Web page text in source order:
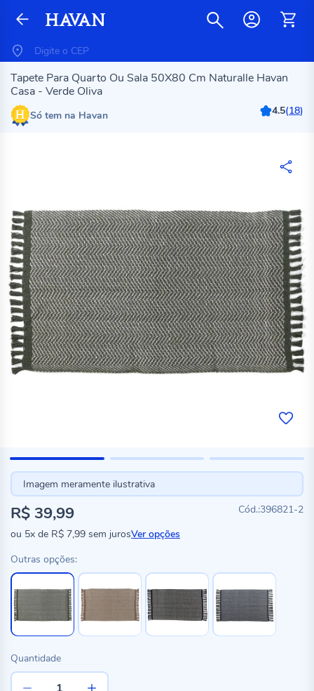
Tapete Para Quarto Ou Sala 50X80 Cm Naturalle Havan
Casa - Verde Oliva
Só tem na Havan 4.5(18)
Imagem meramente ilustrativa
396821-2
R$ 39,99
ou 5x de R$ 7,99 sem jurosVer opções
Outras opções:
Quantidade